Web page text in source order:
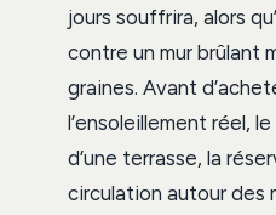
jours souffrira, alors
contre un mur brûlant
graines. Avant
l’ensoleillement réel,
d’une terrasse, la
circulation autour des